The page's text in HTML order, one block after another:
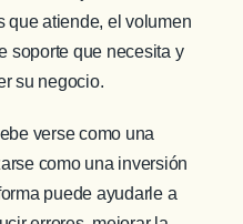
que atiende, el volumen
soporte que necesita y
su negocio.
verse como una
como una inversión
puede ayudarle a